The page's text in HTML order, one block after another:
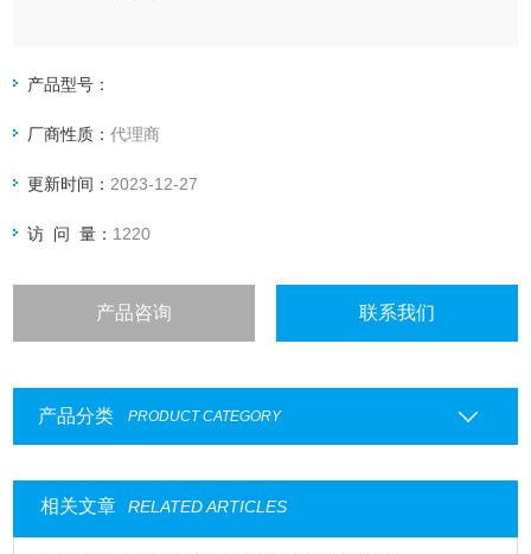
产品型号：
厂商性质：代理商
更新时间： 2023-12-27
访 问 量： 1220
产品咨询 联系我们
产品分类 PRODUCT CATEGORY
相关文章 RELATED ARTICLES